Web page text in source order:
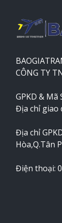
CÔNG TY
GPKD & Mã
Địa chỉ giao
Địa chỉ
Hòa,Q.Tân
Điện thoại: